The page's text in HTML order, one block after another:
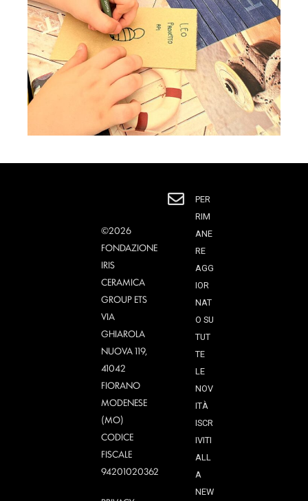
©2026
FONDAZIONE
IRIS
CERAMICA
GROUP ETS
VIA
GHIAROLA
NUOVA 119,
41042
FIORANO
MODENESE
(MO)
CODICE
FISCALE
94201020362
PER
RIM
ANE
RE
AGG
IOR
NAT
O SU
TUT
TE
LE
NOV
ITÀ
ISCR
IVITI
ALL
A
NEW